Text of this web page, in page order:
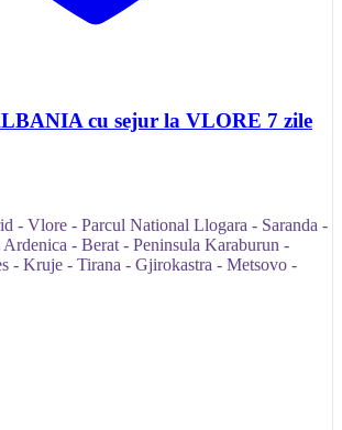
cu sejur la VLORE 7 zile
- Vlore - Parcul National Llogara - Saranda -
- Berat - Peninsula Karaburun -
- Kruje - Tirana - Gjirokastra - Metsovo -